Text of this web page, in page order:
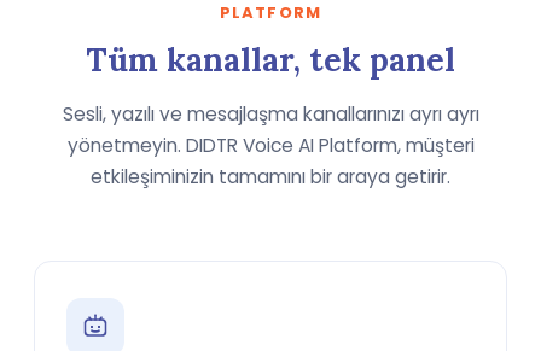
PLATFORM
Tüm kanallar, tek panel
Sesli, yazılı ve mesajlaşma kanallarınızı ayrı ayrı
yönetmeyin. DIDTR Voice AI Platform, müşteri
etkileşiminizin tamamını bir araya getirir.